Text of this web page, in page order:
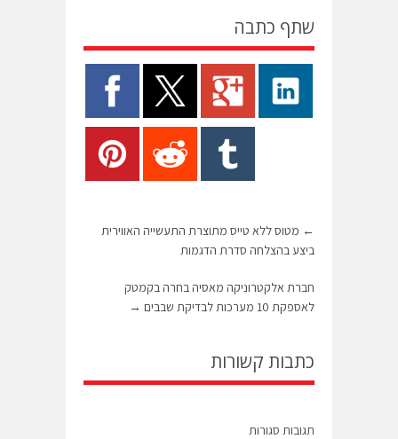
שתף כתבה
← מטוס ללא טייס מתוצרת התעשייה האווירית
ביצע בהצלחה סדרת הדגמות
חברת אלקטרוניקה מאסיה בחרה בקמטק
לאספקת 10 מערכות לבדיקת שבבים
→
כתבות קשורות
תגובות סגורות